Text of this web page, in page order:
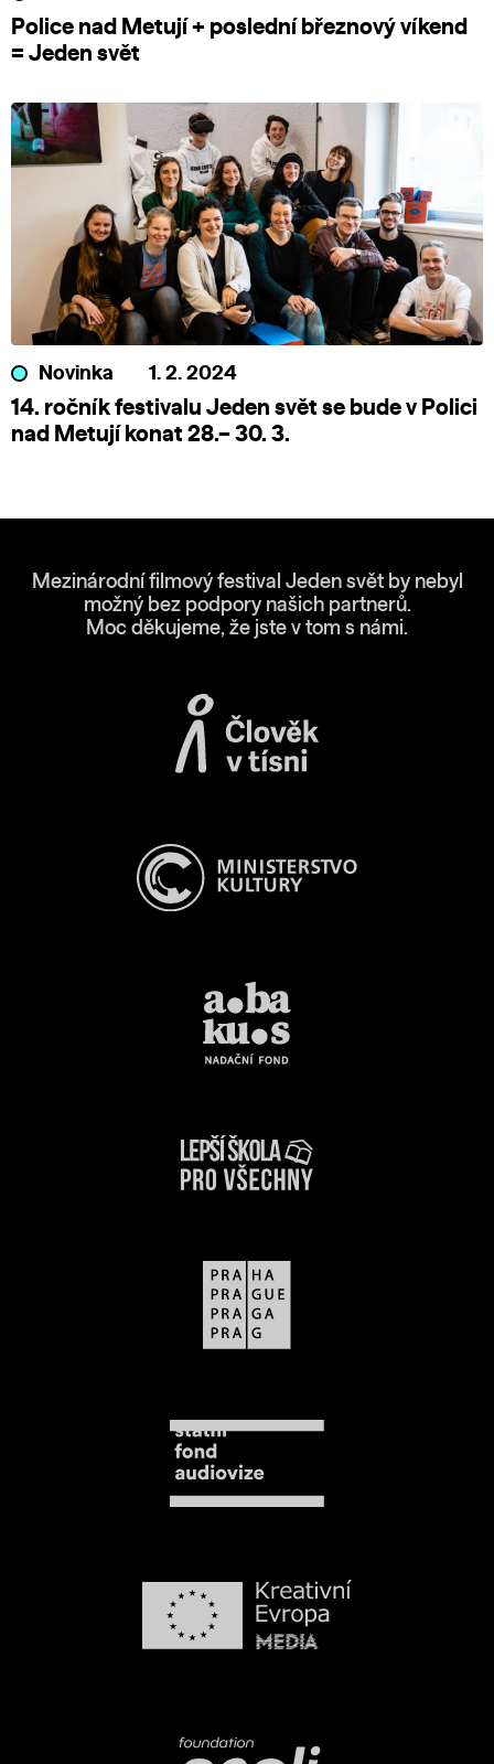
Police nad Metují + poslední březnový víkend
= Jeden svět
Novinka 1. 2. 2024
14. ročník festivalu Jeden svět se bude v Polici
nad Metují konat 28.– 30. 3.
Mezinárodní filmový festival Jeden svět by nebyl
možný bez podpory našich partnerů.
Moc děkujeme, že jste v tom s námi.